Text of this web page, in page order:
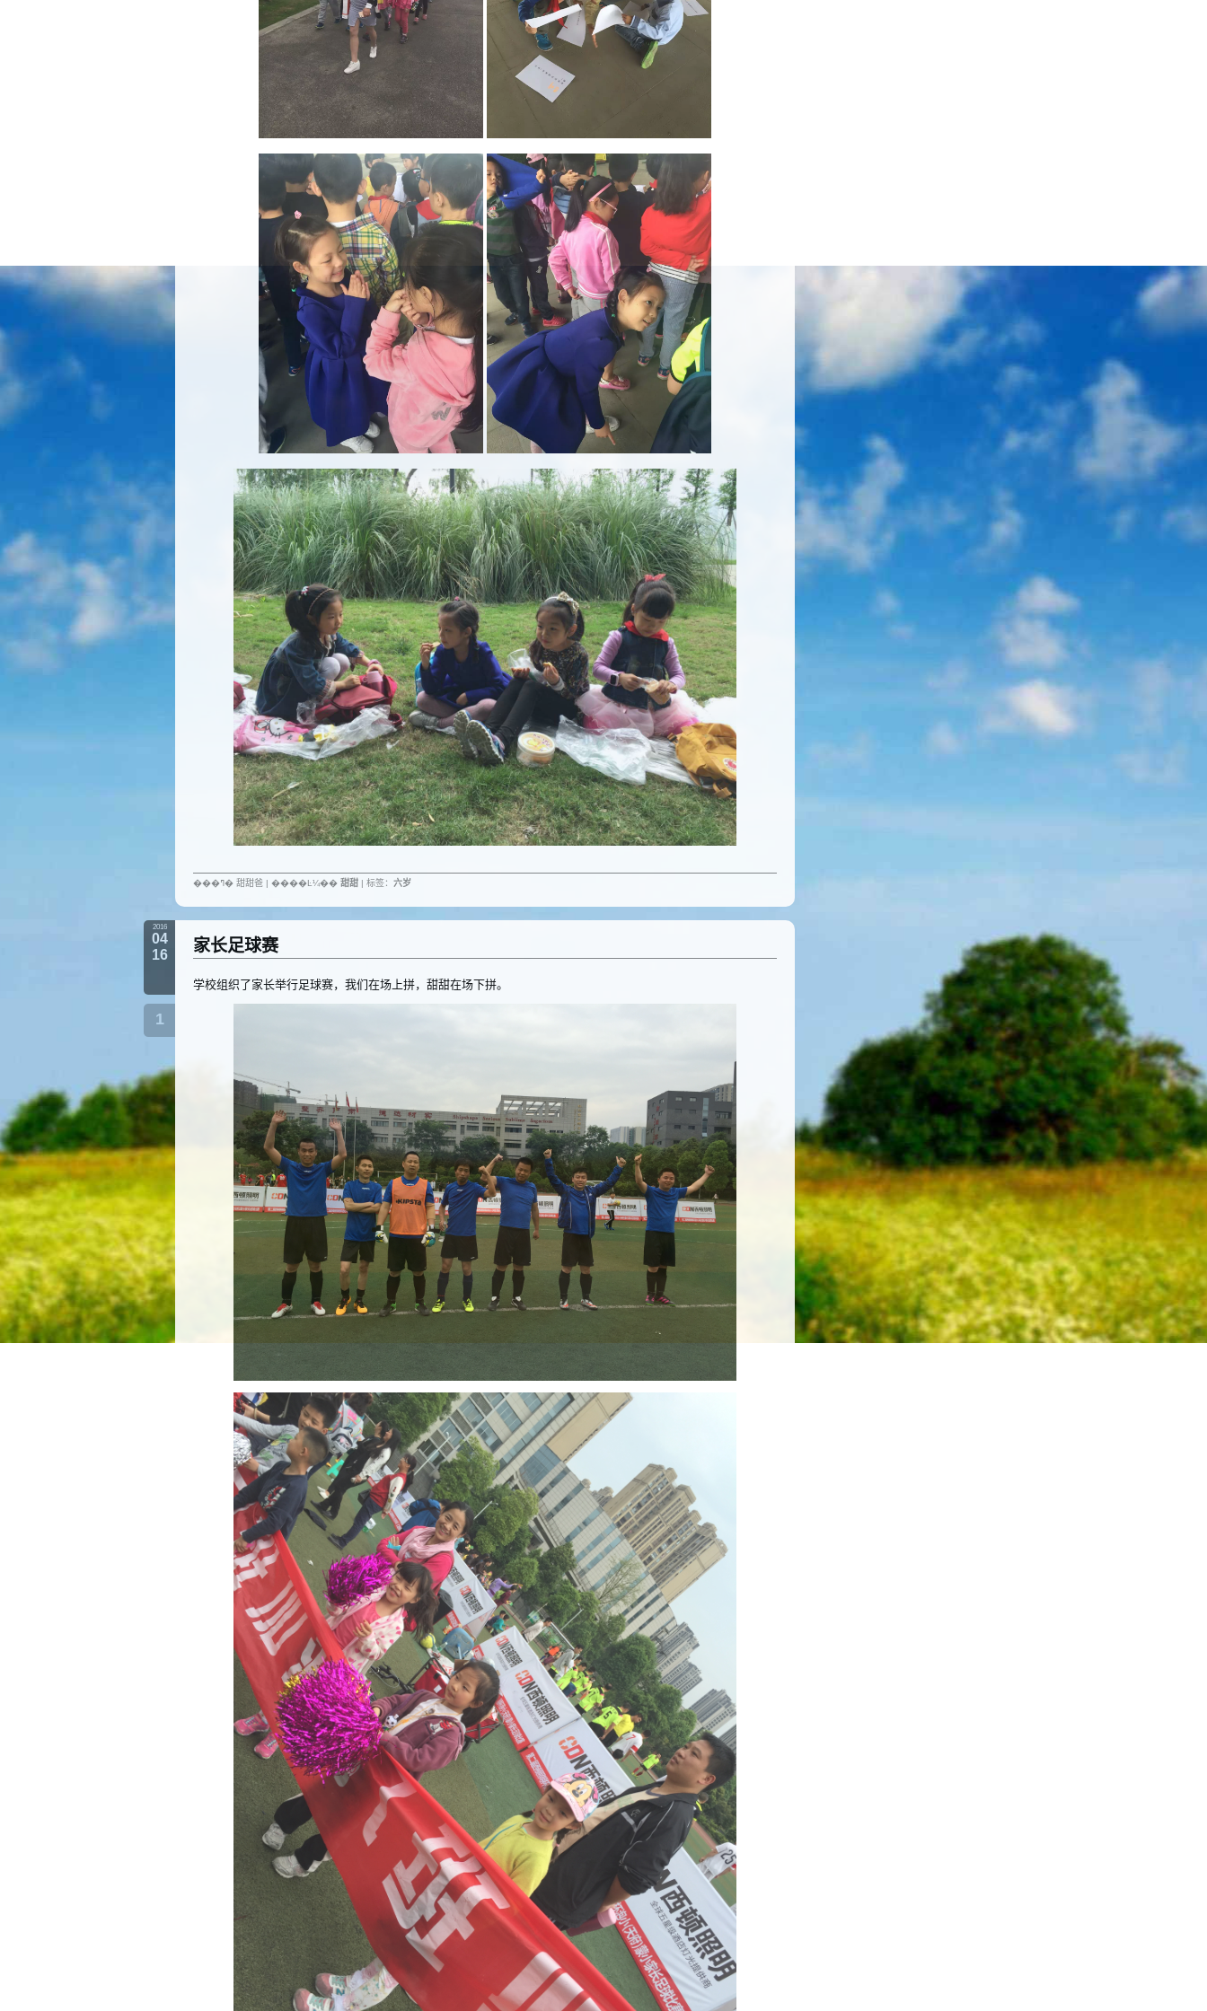
���ߣ� 甜甜爸 | ����Ŀ¼�� 甜甜 | 标签： 六岁
2016
04
16
1
家长足球赛
学校组织了家长举行足球赛，我们在场上拼，甜甜在场下拼。